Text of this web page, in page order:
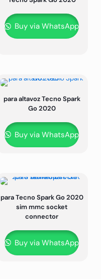
Buy via WhatsApp
para altavoz Tecno Spark
Go 2020
Buy via WhatsApp
para Tecno Spark Go 2020
sim mmc socket
connector
Buy via WhatsApp